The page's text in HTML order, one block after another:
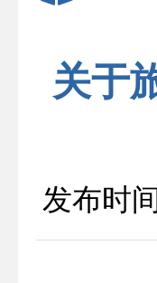
关于
发布时